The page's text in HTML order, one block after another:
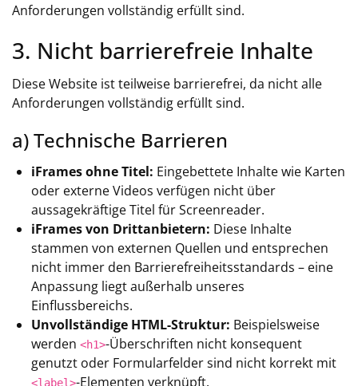
Anforderungen vollständig erfüllt sind.
3. Nicht barrierefreie Inhalte
Diese Website ist teilweise barrierefrei, da nicht alle
Anforderungen vollständig erfüllt sind.
a) Technische Barrieren
iFrames ohne Titel: Eingebettete Inhalte wie Karten
oder externe Videos verfügen nicht über
aussagekräftige Titel für Screenreader.
iFrames von Drittanbietern: Diese Inhalte
stammen von externen Quellen und entsprechen
nicht immer den Barrierefreiheitsstandards – eine
Anpassung liegt außerhalb unseres
Einflussbereichs.
Unvollständige HTML-Struktur: Beispielsweise
werden <h1>-Überschriften nicht konsequent
genutzt oder Formularfelder sind nicht korrekt mit
<label>-Elementen verknüpft.